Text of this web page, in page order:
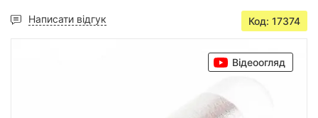
Написати відгук Код: 17374
Відеоогляд